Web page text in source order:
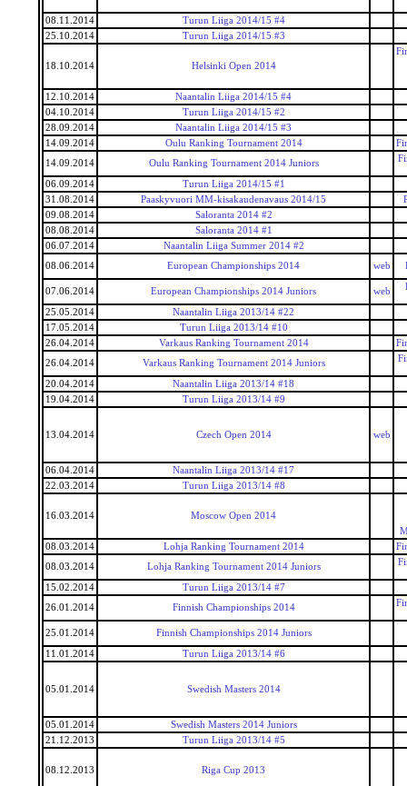
08.11.2014
Turun Liiga 2014/15 #4
25.10.2014
Turun Liiga 2014/15 #3
18.10.2014 Helsinki Open 2014
12.10.2014
Naantalin Liiga 2014/15 #4
04.10.2014
Turun Liiga 2014/15 #2
28.09.2014
Naantalin Liiga 2014/15 #3
14.09.2014
Oulu Ranking Tournament 2014
14.09.2014
Oulu Ranking Tournament 2014 Juniors
06.09.2014
Turun Liiga 2014/15 #1
31.08.2014
Paaskyvuori MM-kisakaudenavaus 2014/15
09.08.2014
Saloranta 2014 #2
08.08.2014
Saloranta 2014 #1
06.07.2014
Naantalin Liiga Summer 2014 #2
08.06.2014
European Championships 2014 web
07.06.2014 European Championships 2014 Juniors web
25.05.2014
Naantalin Liiga 2013/14 #22
17.05.2014
Turun Liiga 2013/14 #10
26.04.2014
Varkaus Ranking Tournament 2014
26.04.2014
Varkaus Ranking Tournament 2014 Juniors
20.04.2014
Naantalin Liiga 2013/14 #18
19.04.2014
Turun Liiga 2013/14 #9
13.04.2014 Czech Open 2014 web
06.04.2014
Naantalin Liiga 2013/14 #17
22.03.2014
Turun Liiga 2013/14 #8
16.03.2014
Moscow Open 2014
08.03.2014
Lohja Ranking Tournament 2014
08.03.2014
Lohja Ranking Tournament 2014 Juniors
15.02.2014
Turun Liiga 2013/14 #7
26.01.2014
Finnish Championships 2014
25.01.2014 Finnish Championships 2014 Juniors
11.01.2014 Turun Liiga 2013/14 #6
05.01.2014 Swedish Masters 2014
05.01.2014
Swedish Masters 2014 Juniors
21.12.2013
Turun Liiga 2013/14 #5
08.12.2013 Riga Cup 2013